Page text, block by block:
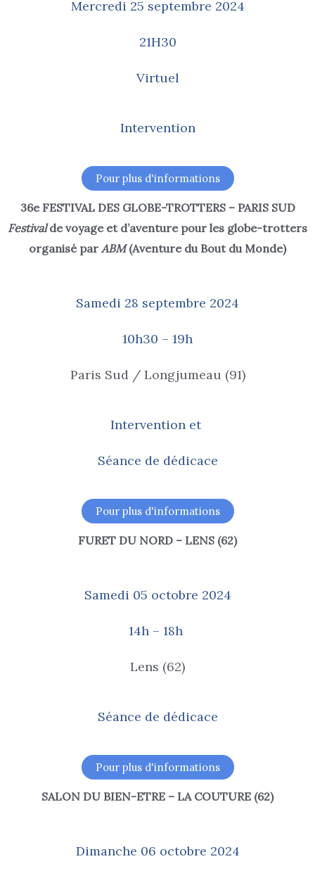
Mercredi 25 septembre 2024
21H30
Virtuel
Intervention
Pour plus d'informations
36e FESTIVAL DES GLOBE-TROTTERS – PARIS SUD
Festivalde voyage et d’aventure pour les globe-trotters
organisé par ABM(Aventure du Bout du Monde)
Samedi 28 septembre 2024
10h30 – 19h
Paris Sud / Longjumeau (91)
Intervention et
Séance de dédicace
Pour plus d'informations
FURET DU NORD – LENS (62)
Samedi 05 octobre 2024
14h – 18h
Lens (62)
Séance de dédicace
Pour plus d'informations
SALON DU BIEN-ETRE – LA COUTURE (62)
Dimanche 06 octobre 2024